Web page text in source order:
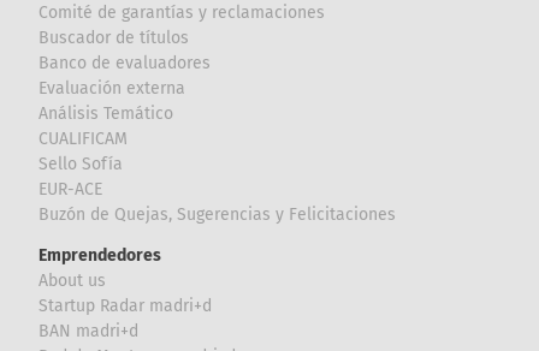
Comité de garantías y reclamaciones
Buscador de títulos
Banco de evaluadores
Evaluación externa
Análisis Temático
CUALIFICAM
Sello Sofía
EUR-ACE
Buzón de Quejas, Sugerencias y Felicitaciones
Emprendedores
About us
Startup Radar madri+d
BAN madri+d